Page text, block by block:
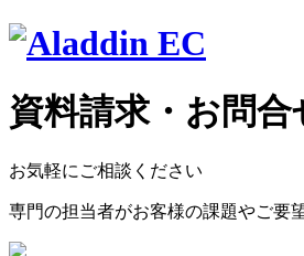
資料請求・お問
お気軽にご相談ください
専門の担当者がお客様の課題やご要